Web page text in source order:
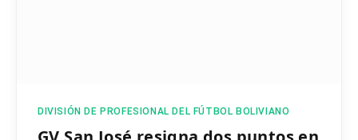
DIVISIÓN DE PROFESIONAL DEL FÚTBOL BOLIVIANO